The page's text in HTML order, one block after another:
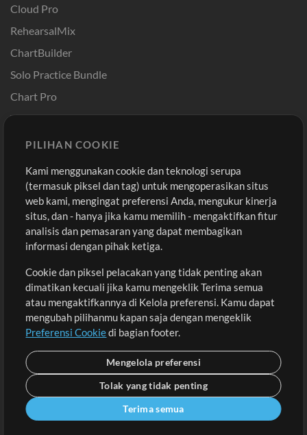
Cloud Pro
RehearsalMix
ChartBuilder
Solo Practice Bundle
Chart Pro
Template ProPresenter
Sound
Pembelian
Beli Kredit
Konten Gratis
Permintaan Lagu
Lain-lain
Sesi
Kirimkan musik kamu
Playlist
MT Conference
Akun
Masuk
Daftar
Lihat Keranjang
PILIHAN COOKIE
Kami menggunakan cookie dan teknologi serupa
(termasuk piksel dan tag) untuk mengoperasikan situs
web kami, mengingat preferensi Anda, mengukur kinerja
situs, dan - hanya jika kamu memilih - mengaktifkan fitur
analisis dan pemasaran yang dapat membagikan
informasi dengan pihak ketiga.
Cookie dan piksel pelacakan yang tidak penting akan
dimatikan kecuali jika kamu mengeklik Terima semua
atau mengaktifkannya di Kelola preferensi. Kamu dapat
mengubah pilihanmu kapan saja dengan mengeklik
Preferensi Cookiedi bagian footer.
Mengelola preferensi
Tolak yang tidak penting
Terima semua